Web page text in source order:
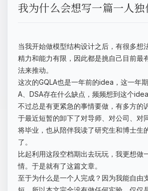
我为什么会想写一篇一人独
当我开始做模型结构设计之后，有很多想
精力和能力有限，因此都是挑自己目前最
法来推动。
这次的GQLA也是一年前的idea，这一年
A、DSA存在什么缺点，频频想到这个idea
不过总是有更紧急的事情要做，有多方的
于最近短暂的卸下了对导师、对公司、对
将毕业，也从陪伴我读了研究生和博士生
了。
比起利用这段空档期出去玩玩，我更想做
情。于是就有了这篇文章。
至于为什么是一个人完成？因为我能自由